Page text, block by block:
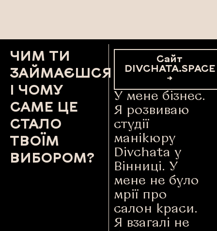
ЧИМ ТИ
ЗАЙМАЄШСЯ
І ЧОМУ
САМЕ ЦЕ
СТАЛО
ТВОЇМ
ВИБОРОМ?
Сайт
DIVCHATA.SPACE
→
У мене бізнес.
Я розвиваю
студії
манікюру
Divchata у
Вінниці. У
мене не було
мрії про
салон краси.
Я взагалі не